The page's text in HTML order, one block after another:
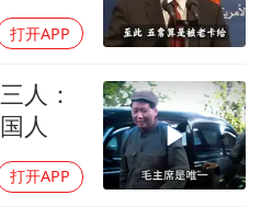
打开APP
人：
人
打开APP